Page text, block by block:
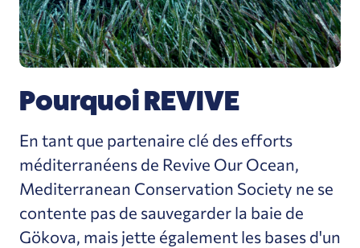
Pourquoi REVIVE
En tant que partenaire clé des efforts
méditerranéens de Revive Our Ocean,
Mediterranean Conservation Society ne se
contente pas de sauvegarder la baie de
Gökova, mais jette également les bases d'un